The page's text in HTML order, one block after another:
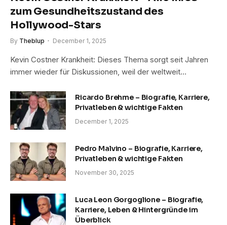
zum Gesundheitszustand des
Hollywood-Stars
By Theblup December 1, 2025
Kevin Costner Krankheit: Dieses Thema sorgt seit Jahren
immer wieder für Diskussionen, weil der weltweit…
Ricardo Brehme – Biografie, Karriere,
Privatleben & wichtige Fakten
December 1, 2025
Pedro Malvino – Biografie, Karriere,
Privatleben & wichtige Fakten
November 30, 2025
Luca Leon Gorgoglione – Biografie,
Karriere, Leben & Hintergründe im
Überblick